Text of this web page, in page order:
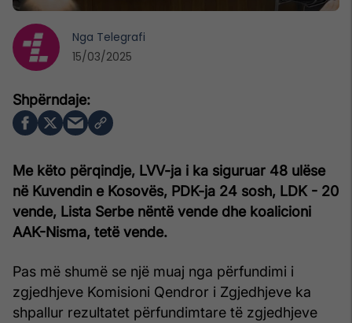
Me këto përqindje, LVV-ja i ka siguruar 48 ulëse
në Kuvendin e Kosovës, PDK-ja 24 sosh, LDK - 20
vende, Lista Serbe nëntë vende dhe koalicioni
AAK-Nisma, tetë vende.
Pas më shumë se një muaj nga përfundimi i
zgjedhjeve Komisioni Qendror i Zgjedhjeve ka
shpallur rezultatet përfundimtare të zgjedhjeve
Nga Telegrafi
15/03/2025